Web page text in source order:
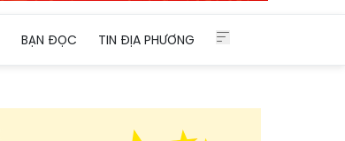
BẠN ĐỌC TIN ĐỊA PHƯƠNG